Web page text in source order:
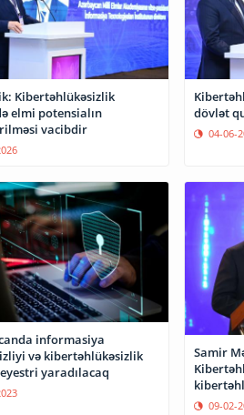
Kibertəhlükəsizlik
elmi potensialın
vacibdir
dövlət
04-06-
informasiya
və kibertəhlükəsizlik
yaradılacaq
Samir
09-02-